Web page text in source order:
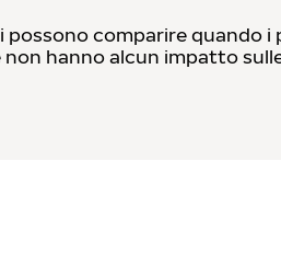
comparire quando
hanno alcun impatto